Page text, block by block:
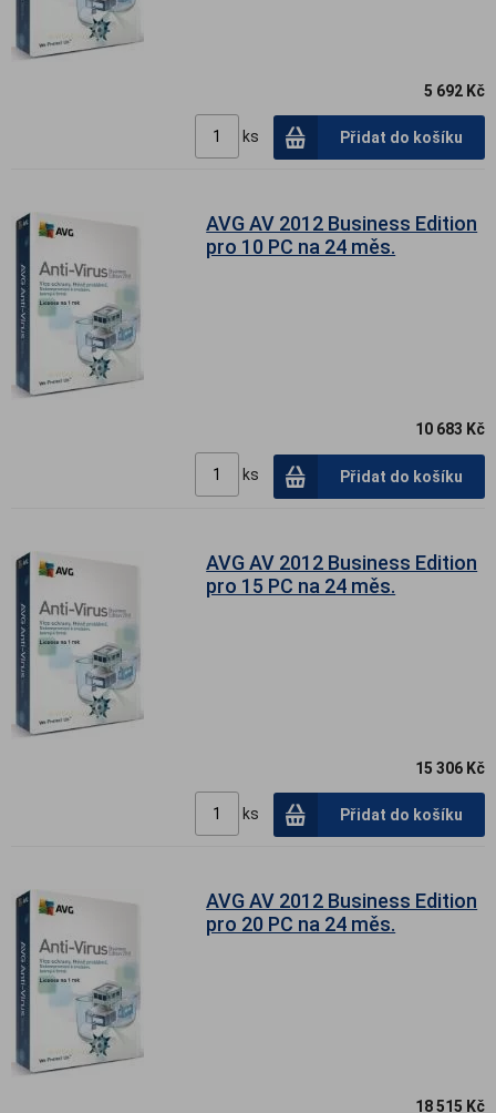
5 692 Kč
ks Přidat do košíku
AVG AV 2012 Business Edition
pro 10 PC na 24 měs.
10 683 Kč
ks Přidat do košíku
AVG AV 2012 Business Edition
pro 15 PC na 24 měs.
15 306 Kč
ks Přidat do košíku
AVG AV 2012 Business Edition
pro 20 PC na 24 měs.
18 515 Kč